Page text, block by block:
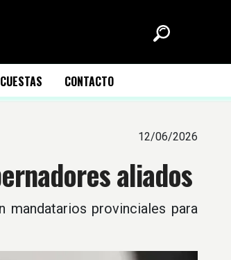
CONTACTO
12/06/2026
aliados
provinciales para